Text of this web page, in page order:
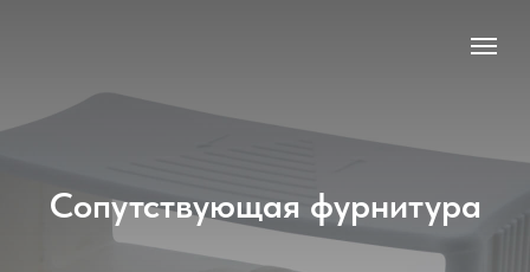
Сопутствующая фурнитура